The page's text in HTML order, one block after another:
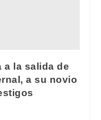
a la salida de
a su novio